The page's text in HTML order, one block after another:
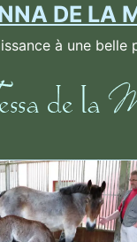
DE LA
à une belle